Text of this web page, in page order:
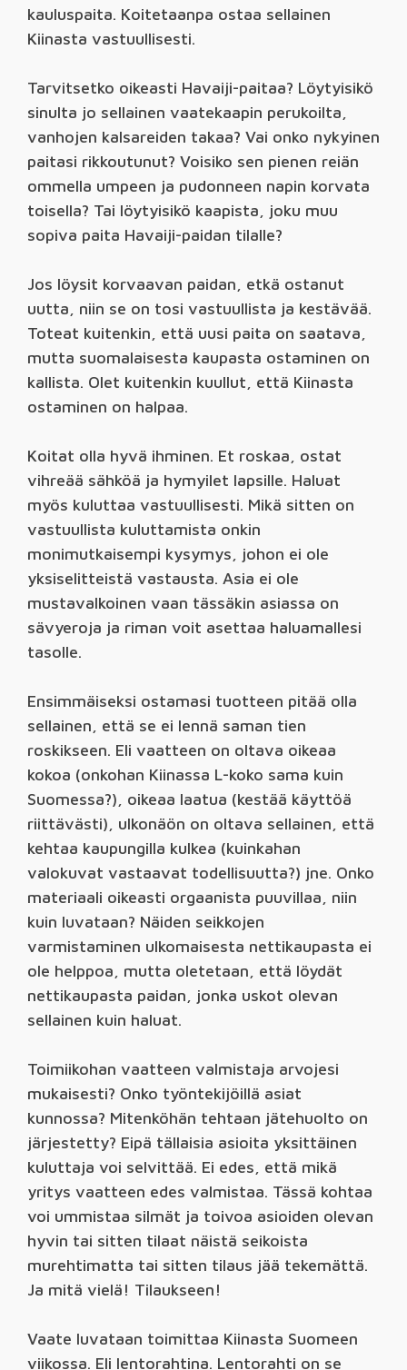
kauluspaita. Koitetaanpa ostaa sellainen
Kiinasta vastuullisesti.
Tarvitsetko oikeasti Havaiji-paitaa? Löytyisikö
sinulta jo sellainen vaatekaapin perukoilta,
vanhojen kalsareiden takaa? Vai onko nykyinen
paitasi rikkoutunut? Voisiko sen pienen reiän
ommella umpeen ja pudonneen napin korvata
toisella? Tai löytyisikö kaapista, joku muu
sopiva paita Havaiji-paidan tilalle?
Jos löysit korvaavan paidan, etkä ostanut
uutta, niin se on tosi vastuullista ja kestävää.
Toteat kuitenkin, että uusi paita on saatava,
mutta suomalaisesta kaupasta ostaminen on
kallista. Olet kuitenkin kuullut, että Kiinasta
ostaminen on halpaa.
Koitat olla hyvä ihminen. Et roskaa, ostat
vihreää sähköä ja hymyilet lapsille. Haluat
myös kuluttaa vastuullisesti. Mikä sitten on
vastuullista kuluttamista onkin
monimutkaisempi kysymys, johon ei ole
yksiselitteistä vastausta. Asia ei ole
mustavalkoinen vaan tässäkin asiassa on
sävyeroja ja riman voit asettaa haluamallesi
tasolle.
Ensimmäiseksi ostamasi tuotteen pitää olla
sellainen, että se ei lennä saman tien
roskikseen. Eli vaatteen on oltava oikeaa
kokoa (onkohan Kiinassa L-koko sama kuin
Suomessa?), oikeaa laatua (kestää käyttöä
riittävästi), ulkonäön on oltava sellainen, että
kehtaa kaupungilla kulkea (kuinkahan
valokuvat vastaavat todellisuutta?) jne. Onko
materiaali oikeasti orgaanista puuvillaa, niin
kuin luvataan? Näiden seikkojen
varmistaminen ulkomaisesta nettikaupasta ei
ole helppoa, mutta oletetaan, että löydät
nettikaupasta paidan, jonka uskot olevan
sellainen kuin haluat.
Toimiikohan vaatteen valmistaja arvojesi
mukaisesti? Onko työntekijöillä asiat
kunnossa? Mitenköhän tehtaan jätehuolto on
järjestetty? Eipä tällaisia asioita yksittäinen
kuluttaja voi selvittää. Ei edes, että mikä
yritys vaatteen edes valmistaa. Tässä kohtaa
voi ummistaa silmät ja toivoa asioiden olevan
hyvin tai sitten tilaat näistä seikoista
murehtimatta tai sitten tilaus jää tekemättä.
Ja mitä vielä! Tilaukseen!
Vaate luvataan toimittaa Kiinasta Suomeen
viikossa. Eli lentorahtina. Lentorahti on se